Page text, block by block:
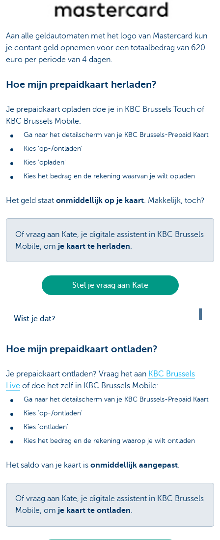
Aan alle geldautomaten met het logo van Mastercard kun
je contant geld opnemen voor een totaalbedrag van 620
euro per periode van 4 dagen.
Hoe mijn prepaidkaart herladen?
Je prepaidkaart opladen doe je in KBC Brussels Touch of
KBC Brussels Mobile.
Ga naar het detailscherm van je KBC Brussels-Prepaid Kaart
Kies 'op-/ontladen'
Kies 'opladen'
Kies het bedrag en de rekening waarvan je wilt opladen
Het geld staat onmiddellijk op je kaart. Makkelijk, toch?
Of vraag aan Kate, je digitale assistent in KBC Brussels
Mobile, om je kaart te herladen
Stel je vraag aan Kate
Wist je dat?
Hoe mijn prepaidkaart ontladen?
Je prepaidkaart ontladen? Vraag het aan KBC Brussels
Live of doe het zelf in KBC Brussels Mobile:
Ga naar het detailscherm van je KBC Brussels-Prepaid Kaart
Kies 'op-/ontladen'
Kies 'ontladen'
Kies het bedrag en de rekening waarop je wilt ontladen
Het saldo van je kaart is onmiddellijk aangepast
Of vraag aan Kate, je digitale assistent in KBC Brussels
Mobile, om je kaart te ontladen.